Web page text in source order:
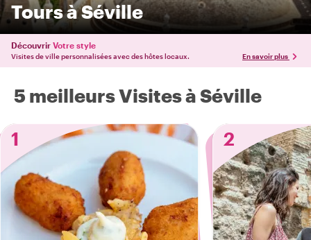
Tours à Séville
Découvrir Votre style
Visites de ville personnalisées avec des hôtes locaux. En savoir plus
5 meilleurs Visites à Séville
1
2